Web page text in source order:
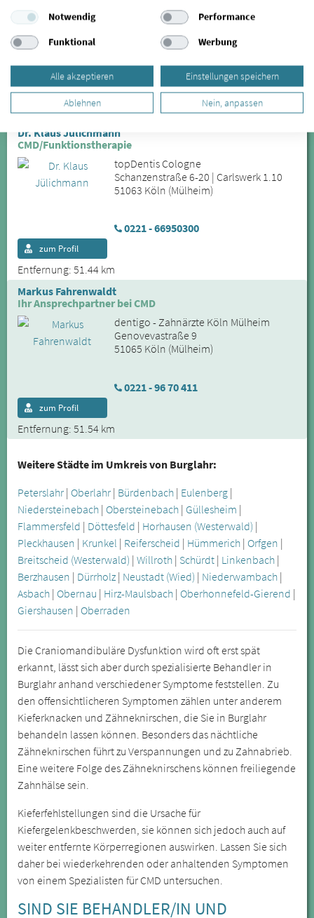
Karl-Korn-Str. 18
0221 – 32 65 65
Entfernung: 50.58 km
zum Profil
Dr. Klaus Jülichmann
CMD/Funktionstherapie
topDentis Cologne
Schanzenstraße 6-20 | Carlswerk 1.10
51063 Köln (Mülheim)
0221 - 66950300
Entfernung: 51.44 km
zum Profil
Markus Fahrenwaldt
Ihr Ansprechpartner bei CMD
dentigo - Zahnärzte Köln Mülheim
Genovevastraße 9
51065 Köln (Mülheim)
0221 - 96 70 411
Entfernung: 51.54 km
zum Profil
Weitere Städte im Umkreis von Burglahr:
Peterslahr | Oberlahr | Bürdenbach | Eulenberg |
Niedersteinebach | Obersteinebach | Güllesheim |
Flammersfeld | Döttesfeld | Horhausen (Westerwald) |
Pleckhausen | Krunkel | Reiferscheid | Hümmerich | Orfgen |
Breitscheid (Westerwald) | Willroth | Schürdt | Linkenbach |
Berzhausen | Dürrholz | Neustadt (Wied) | Niederwambach |
Asbach | Obernau | Hirz-Maulsbach | Oberhonnefeld-Gierend |
Giershausen | Oberraden
Die Craniomandibuläre Dysfunktion wird oft erst spät
erkannt, lässt sich aber durch spezialisierte Behandler in
Burglahr anhand verschiedener Symptome feststellen. Zu
den offensichtlicheren Symptomen zählen unter anderem
Kieferknacken und Zähneknirschen, die Sie in Burglahr
behandeln lassen können. Besonders das nächtliche
Zähneknirschen führt zu Verspannungen und zu Zahnabrieb.
Eine weitere Folge des Zähneknirschens können freiliegende
Zahnhälse sein.
Kieferfehlstellungen sind die Ursache für
Kiefergelenkbeschwerden, sie können sich jedoch auch auf
weiter entfernte Körperregionen auswirken. Lassen Sie sich
daher bei wiederkehrenden oder anhaltenden Symptomen
von einem Spezialisten für CMD untersuchen.
SIND SIE BEHANDLER/IN UND
Notwendig
Performance
Funktional
Werbung
Alle akzeptieren Einstellungen speichern
Ablehnen Nein, anpassen